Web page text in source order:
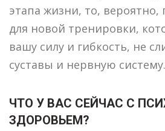
этапа жизни, то,
для новой тренировки,
вашу силу и гибкость, не
суставы и нервную систему.
ЧТО У ВАС СЕЙЧАС С
ЗДОРОВЬЕМ?